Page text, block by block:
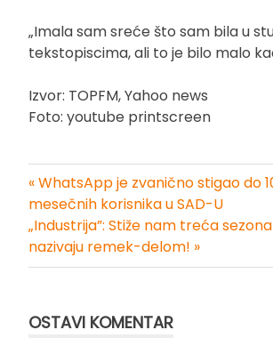
„Imala sam sreće što sam bila u
tekstopiscima, ali to je bilo malo
Izvor: TOPFM, Yahoo news
Foto: youtube printscreen
Kretanje
članka
« WhatsApp je zvanično stigao do
mesečnih korisnika u SAD-U
„Industrija”: Stiže nam treća
nazivaju remek-delom! »
OSTAVI KOMENTAR